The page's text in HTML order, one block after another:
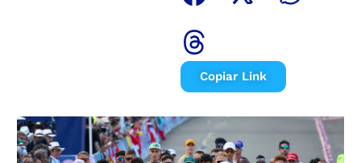
Copiar Link